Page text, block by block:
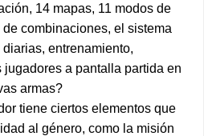
14 mapas, 11 modos de
combinaciones, el sistema
entrenamiento,
a pantalla partida en
armas?
tiene ciertos elementos que
al género, como la misión